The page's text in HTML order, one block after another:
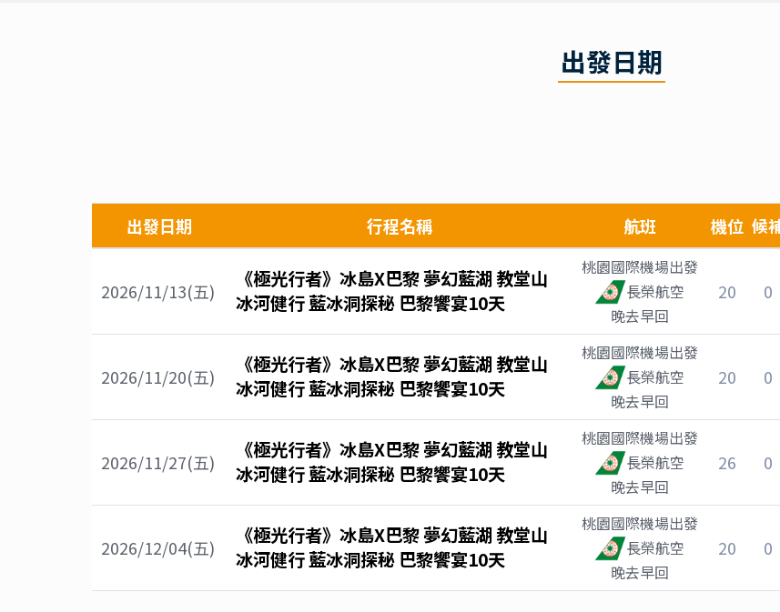
出發日期
出發日期 行程名稱 航班 機位 候
2026/11/13(五)
《極光行者》冰島X巴黎 夢幻藍湖 教堂山
冰河健行 藍冰洞探秘 巴黎饗宴10天
桃園國際機場出發
長榮航空
晚去早回
20 0
2026/11/20(五)
《極光行者》冰島X巴黎 夢幻藍湖 教堂山
冰河健行 藍冰洞探秘 巴黎饗宴10天
桃園國際機場出發
長榮航空
晚去早回
20 0
2026/11/27(五)
《極光行者》冰島X巴黎 夢幻藍湖 教堂山
冰河健行 藍冰洞探秘 巴黎饗宴10天
桃園國際機場出發
長榮航空
晚去早回
26 0
2026/12/04(五)
《極光行者》冰島X巴黎 夢幻藍湖 教堂山
冰河健行 藍冰洞探秘 巴黎饗宴10天
桃園國際機場出發
長榮航空
晚去早回
20 0